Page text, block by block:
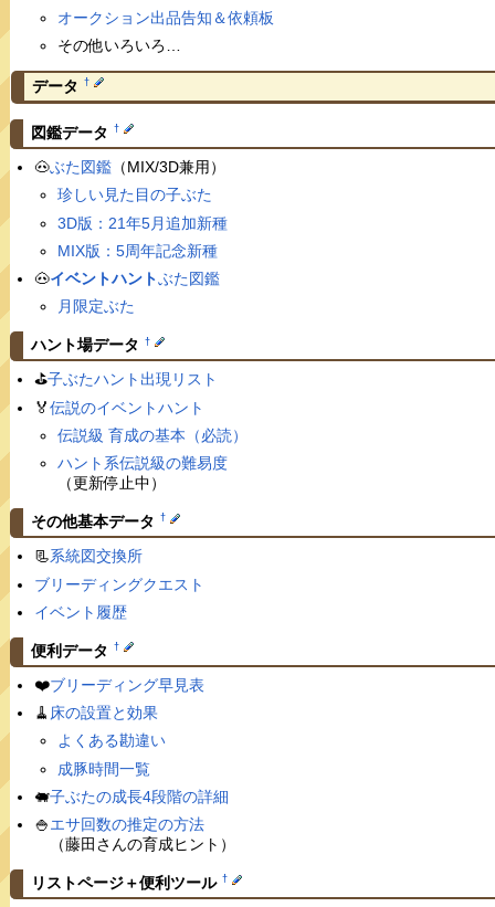
オークション出品告知＆依頼板
その他いろいろ…
データ †
図鑑データ †
🐽ぶた図鑑（MIX/3D兼用）
珍しい見た目の子ぶた
3D版：21年5月追加新種
MIX版：5周年記念新種
🐽イベントハントぶた図鑑
月限定ぶた
ハント場データ †
⛳️子ぶたハント出現リスト
🏅伝説のイベントハント
伝説級 育成の基本（必読）
ハント系伝説級の難易度
（更新停止中）
その他基本データ †
📃系統図交換所
ブリーディングクエスト
イベント履歴
便利データ †
❤️ブリーディング早見表
🧹 床の設置と効果
よくある勘違い
成豚時間一覧
🐖子ぶたの成長4段階の詳細
🍚エサ回数の推定の方法
（藤田さんの育成ヒント）
リストページ＋便利ツール †